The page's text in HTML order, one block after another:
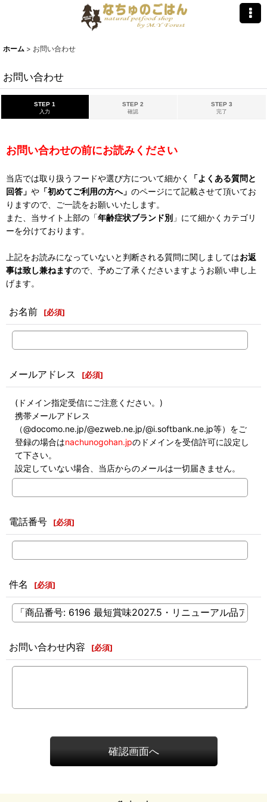
ホーム > お問い合わせ
お問い合わせ
STEP 1
入力
STEP 2
確認
STEP 3
完了
お問い合わせの前にお読みください
当店では取り扱うフードや選び方について細かく
「よくある質問と
回答」 や 「初めてご利用の方へ」 のページにて記載させて頂いてお
りますので、ご一読をお願いいたします。
また、当サイト上部の「年齢症状ブランド別 」にて細かくカテゴリ
ーを分けております。
上記をお読みになっていないと判断される質問に関しましてはお返
事は致し兼ねますので、予めご了承くださいますようお願い申し上
げます。
お名前 [必須]
メールアドレス [必須]
(ドメイン指定受信にご注意ください。)
携帯メールアドレス
（@docomo.ne.jp/@ezweb.ne.jp/@i.softbank.ne.jp等）をご
登録の場合はnachunogohan.jpのドメインを受信許可に設定し
て下さい。
設定していない場合、当店からのメールは一切届きません。
電話番号 [必須]
件名 [必須]
お問い合わせ内容 [必須]
確認画面へ